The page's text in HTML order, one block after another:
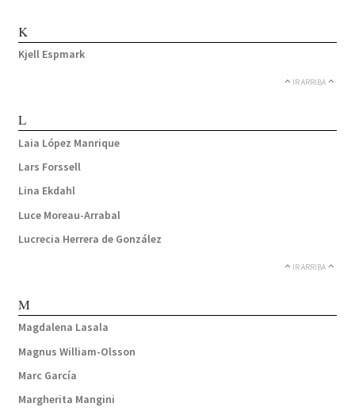
K
Kjell Espmark
IR ARRIBA
L
Laia López Manrique
Lars Forssell
Lina Ekdahl
Luce Moreau-Arrabal
Lucrecia Herrera de González
IR ARRIBA
M
Magdalena Lasala
Magnus William-Olsson
Marc García
Margherita Mangini